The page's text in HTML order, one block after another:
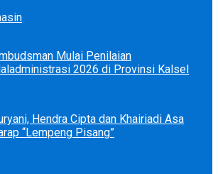
Mulai Penilaian
2026 di Provinsi Kalsel
Hendra Cipta dan Khairiadi Asa
“Lempeng Pisang”